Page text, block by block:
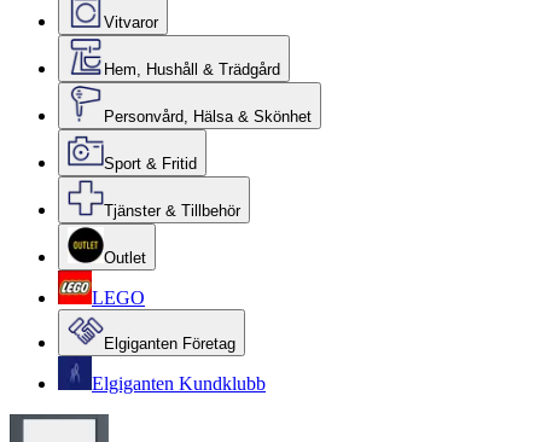
Vitvaror
Hem, Hushåll & Trädgård
Personvård, Hälsa & Skönhet
Sport & Fritid
Tjänster & Tillbehör
Outlet
LEGO
Elgiganten Företag
Elgiganten Kundklubb